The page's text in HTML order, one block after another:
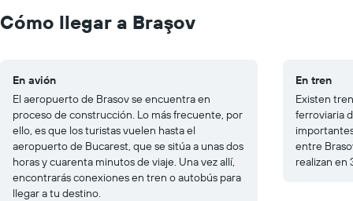
to
8.
Cómo llegar a Braşov
En avión
El aeropuerto de Brasov se encuentra en
proceso de construcción. Lo más frecuente, por
ello, es que los turistas vuelen hasta el
aeropuerto de Bucarest, que se sitúa a unas dos
horas y cuarenta minutos de viaje. Una vez allí,
encontrarás conexiones en tren o autobús para
llegar a tu destino.
En tren
Existen
ferroviaria
entre
realizan en